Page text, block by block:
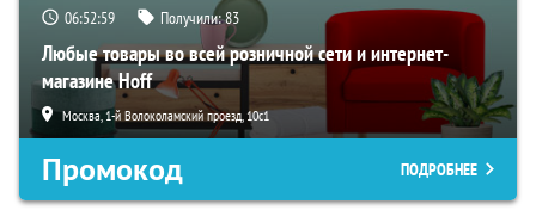
06:52:58 Получили:83
Любые товары во всей розничной сети и интернет-
магазине Hoff
Москва, 1-й Волоколамский проезд, 10с1
Промокод ПОДРОБНЕЕ